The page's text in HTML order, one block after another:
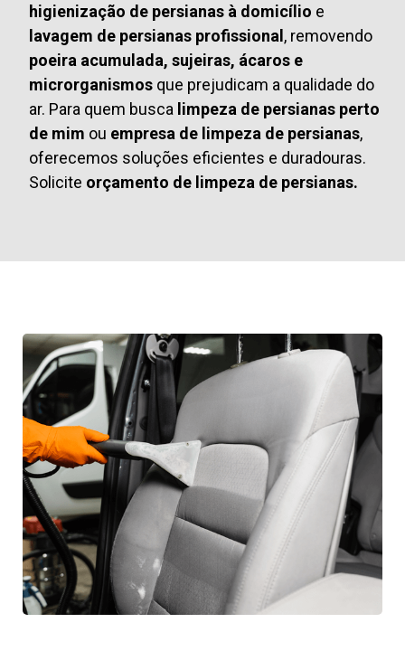
higienização de persianas à domicílio e
lavagem de persianas profissional, removendo
poeira acumulada, sujeiras, ácaros e
microrganismos que prejudicam a qualidade do
ar. Para quem busca limpeza de persianas perto
de mim ou empresa de limpeza de persianas,
oferecemos soluções eficientes e duradouras.
Solicite orçamento de limpeza de persianas.